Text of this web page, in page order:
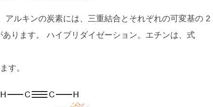
アルキンの炭素には、三重結合とそれぞれの可変基の 2
あります。 ハイブリダイゼーション。エチンは、式
す。